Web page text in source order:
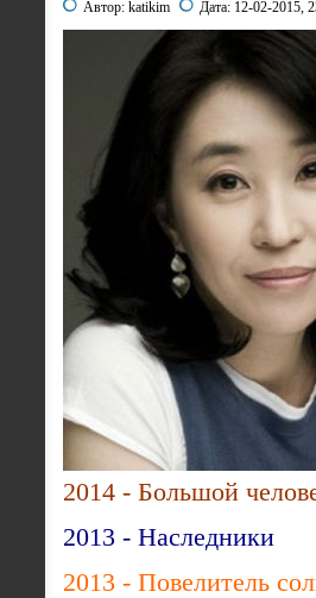
Автор: katikim Дата: 12-02-2015,
2014 - Большой
2013 - Наследники
2013 - Повелитель